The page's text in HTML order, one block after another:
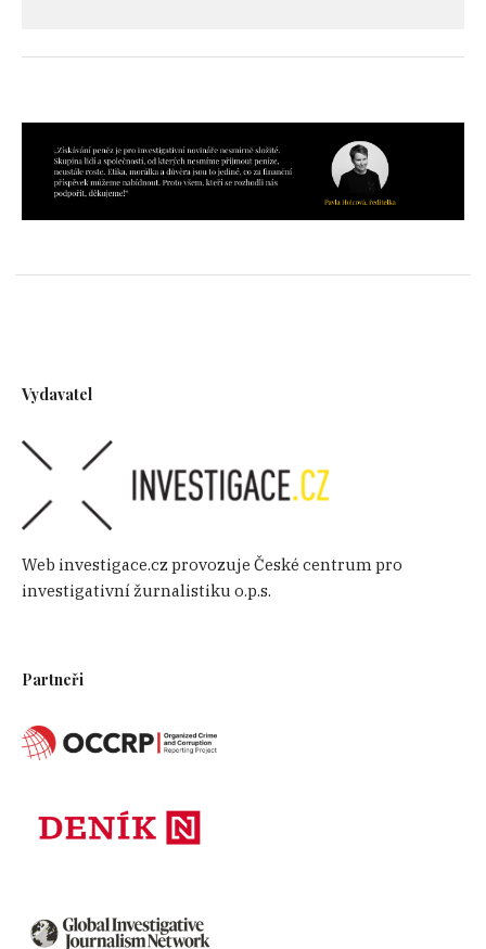
Vydavatel
Web investigace.cz provozuje České centrum pro
investigativní žurnalistiku o.p.s.
Partneři